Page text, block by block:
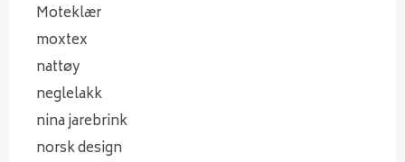
Moteklær
moxtex
nattøy
neglelakk
nina jarebrink
norsk design